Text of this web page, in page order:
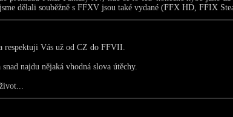
dělali souběžně s FFXV jsou také vydané (FFX HD, FFIX
respektuji Vás už od CZ do FFVII.
najdu nějaká vhodná slova útěchy.